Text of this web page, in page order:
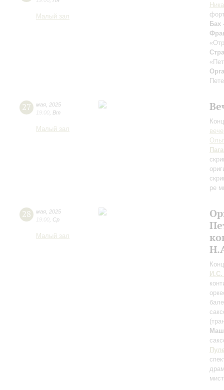
Малый зал
Бах
27 мая 2025
19:00 Вт
Малый зал
ре
28 мая 2025
19:00 Ср
Малый зал
И.С.